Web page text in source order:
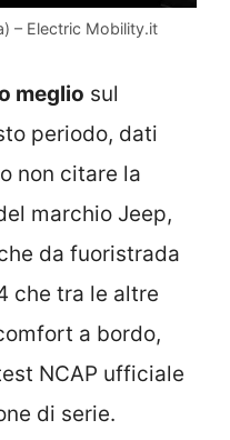
– Electric Mobility.it
meglio sul
periodo, dati
non citare la
marchio Jeep,
da fuoristrada
che tra le altre
a bordo,
NCAP ufficiale
di serie.